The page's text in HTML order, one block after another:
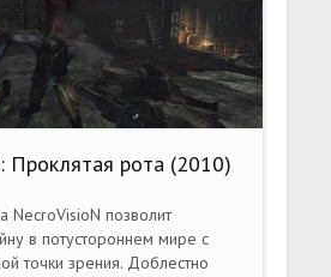
Проклятая рота (2010)
NecroVisioN позволит
в потустороннем мире с
точки зрения. Доблестно